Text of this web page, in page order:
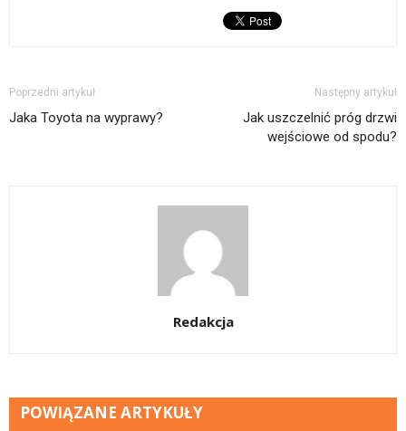
Poprzedni artykuł
Jaka Toyota na wyprawy?
Następny artykuł
Jak uszczelnić próg drzwi
wejściowe od spodu?
Redakcja
POWIĄZANE ARTYKUŁY